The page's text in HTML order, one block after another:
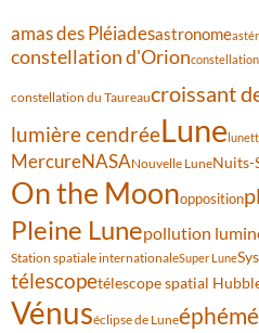
amas des Pléiadesastronome
constellation d'Orion
constellation du Taureaucroissant
lumière cendréeLune
MercureNASANouvelle LuneNuits-
On the Moonopposition
Pleine Lunepollution
Station spatiale internationaleSuper Lune
télescopetélescope spatial
Vénuséclipse de Lune